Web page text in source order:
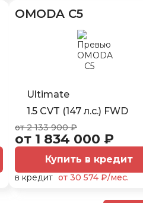
OMODA C5
Ultimate
1.5 CVT (147 л.с.) FWD
от 2 133 900 ₽
от 1 834 000 ₽
Купить в кредит
в кредит от 30 574 ₽/мес.